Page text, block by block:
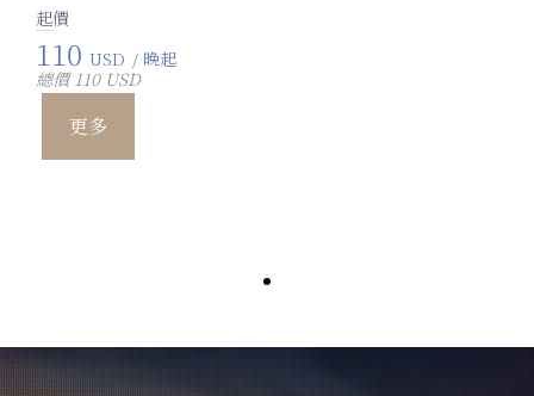
起價
110 USD / 晚起
總價 110 USD
更多